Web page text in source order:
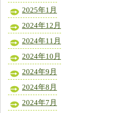
2025年1月
2024年12月
2024年11月
2024年10月
2024年9月
2024年8月
2024年7月